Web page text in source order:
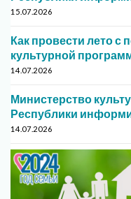
15.07.2026
Как провести лето с
культурной
14.07.2026
Министерство
Республики
14.07.2026